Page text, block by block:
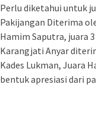
Perlu diketahui untuk
Pakijangan Diterima
Hamim Saputra, juara
Karangjati Anyar
Kades Lukman, Juara
bentuk apresiasi dari